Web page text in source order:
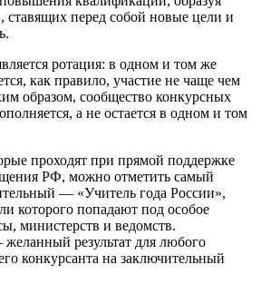
ставящих перед собой новые цели и
ротация: в одном и том же
как правило, участие не чаще чем
образом, сообщество конкурсных
а не остается в одном и том
проходят при прямой поддержке
РФ, можно отметить самый
— «Учитель года России»,
которого попадают под особое
министерств и ведомств.
результат для любого
конкурсанта на заключительный